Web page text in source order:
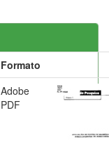
Formato
Adobe
PDF